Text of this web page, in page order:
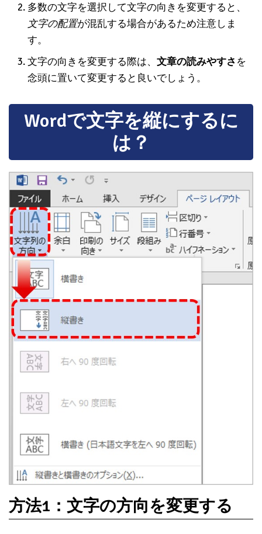
多数の文字を選択して文字の向きを変更すると、
文字の配置が混乱する場合があるため注意しま
す。
文字の向きを変更する際は、 文章の読みやすさを
念頭に置いて変更すると良いでしょう。
Wordで文字を縦にするに
は？
方法1：文字の方向を変更する